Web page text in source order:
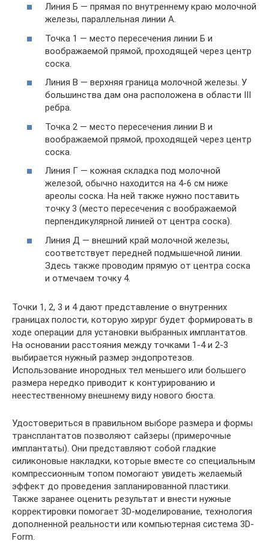
Линия Б — прямая по внутреннему краю молочной
железы, параллельная линии А.
Точка 1 — место пересечения линии Б и
воображаемой прямой, проходящей через центр
соска.
Линия В — верхняя граница молочной железы. У
большинства дам она расположена в области III
ребра.
Точка 2 — место пересечения линии В и
воображаемой прямой, проходящей через центр
соска.
Линия Г — кожная складка под молочной
железой, обычно находится на 4-6 см ниже
ареолы соска. На ней также нужно поставить
точку 3 (место пересечения с воображаемой
перпендикулярной линией от центра соска).
Линия Д — внешний край молочной железы,
соответствует передней подмышечной линии.
Здесь также проводим прямую от центра соска
и отмечаем точку 4.
Точки 1, 2, 3 и 4 дают представление о внутренних
границах полости, которую хирург будет формировать в
ходе операции для установки выбранных имплантатов.
На основании расстояния между точками 1-4 и 2-3
выбирается нужный размер эндопротезов.
Использование инородных тел меньшего или большего
размера нередко приводит к контурированию и
неестественному внешнему виду нового бюста.
Удостовериться в правильном выборе размера и формы
трансплантатов позволяют сайзеры (примерочные
имплантаты). Они представляют собой гладкие
силиконовые накладки, которые вместе со специальным
компрессионным топом помогают увидеть желаемый
эффект до проведения запланированной пластики.
Также заранее оценить результат и внести нужные
корректировки помогает 3D-моделирование, технология
дополненной реальности или компьютерная система 3D-
Form.